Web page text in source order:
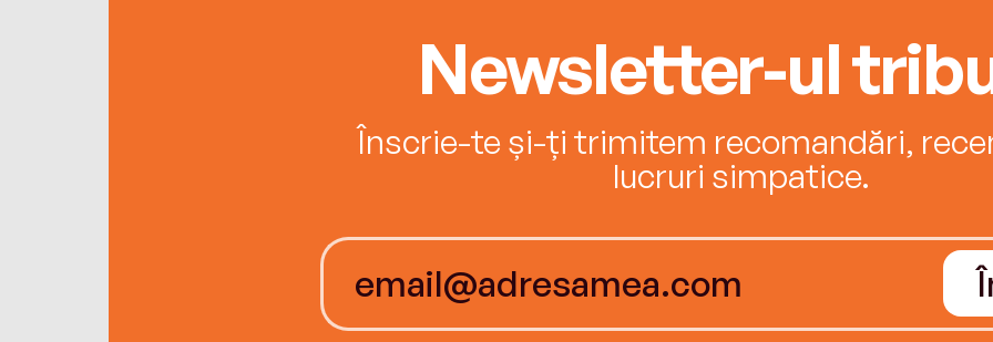
Newsletter-ul
Înscrie-te și-ți trimitem recomandări,
lucruri simpatice.